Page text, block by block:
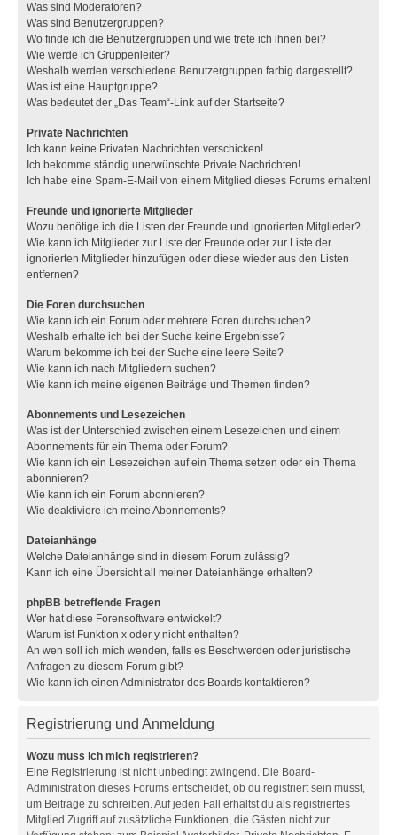
Was sind Moderatoren?
Was sind Benutzergruppen?
Wo finde ich die Benutzergruppen und wie trete ich ihnen bei?
Wie werde ich Gruppenleiter?
Weshalb werden verschiedene Benutzergruppen farbig dargestellt?
Was ist eine Hauptgruppe?
Was bedeutet der „Das Team“-Link auf der Startseite?
Private Nachrichten
Ich kann keine Privaten Nachrichten verschicken!
Ich bekomme ständig unerwünschte Private Nachrichten!
Ich habe eine Spam-E-Mail von einem Mitglied dieses Forums erhalten!
Freunde und ignorierte Mitglieder
Wozu benötige ich die Listen der Freunde und ignorierten Mitglieder?
Wie kann ich Mitglieder zur Liste der Freunde oder zur Liste der
ignorierten Mitglieder hinzufügen oder diese wieder aus den Listen
entfernen?
Die Foren durchsuchen
Wie kann ich ein Forum oder mehrere Foren durchsuchen?
Weshalb erhalte ich bei der Suche keine Ergebnisse?
Warum bekomme ich bei der Suche eine leere Seite?
Wie kann ich nach Mitgliedern suchen?
Wie kann ich meine eigenen Beiträge und Themen finden?
Abonnements und Lesezeichen
Was ist der Unterschied zwischen einem Lesezeichen und einem
Abonnements für ein Thema oder Forum?
Wie kann ich ein Lesezeichen auf ein Thema setzen oder ein Thema
abonnieren?
Wie kann ich ein Forum abonnieren?
Wie deaktiviere ich meine Abonnements?
Dateianhänge
Welche Dateianhänge sind in diesem Forum zulässig?
Kann ich eine Übersicht all meiner Dateianhänge erhalten?
phpBB betreffende Fragen
Wer hat diese Forensoftware entwickelt?
Warum ist Funktion x oder y nicht enthalten?
An wen soll ich mich wenden, falls es Beschwerden oder juristische
Anfragen zu diesem Forum gibt?
Wie kann ich einen Administrator des Boards kontaktieren?
Registrierung und Anmeldung
Wozu muss ich mich registrieren?
Eine Registrierung ist nicht unbedingt zwingend. Die Board-
Administration dieses Forums entscheidet, ob du registriert sein musst,
um Beiträge zu schreiben. Auf jeden Fall erhältst du als registriertes
Mitglied Zugriff auf zusätzliche Funktionen, die Gästen nicht zur